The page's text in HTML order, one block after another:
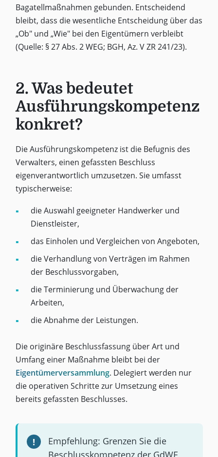
Bagatellmaßnahmen gebunden. Entscheidend
bleibt, dass die wesentliche Entscheidung über das
„Ob" und „Wie" bei den Eigentümern verbleibt
(Quelle: § 27 Abs. 2 WEG; BGH, Az. V ZR 241/23).
2. Was bedeutet
Ausführungskompetenz
konkret?
Die Ausführungskompetenz ist die Befugnis des
Verwalters, einen gefassten Beschluss
eigenverantwortlich umzusetzen. Sie umfasst
typischerweise:
die Auswahl geeigneter Handwerker und
Dienstleister,
das Einholen und Vergleichen von Angeboten,
die Verhandlung von Verträgen im Rahmen
der Beschlussvorgaben,
die Terminierung und Überwachung der
Arbeiten,
die Abnahme der Leistungen.
Die originäre Beschlussfassung über Art und
Umfang einer Maßnahme bleibt bei der
Eigentümerversammlung. Delegiert werden nur
die operativen Schritte zur Umsetzung eines
bereits gefassten Beschlusses.
Empfehlung: Grenzen Sie die